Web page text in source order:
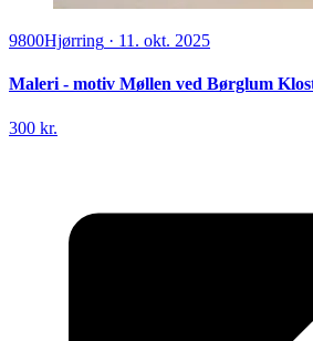
9800Hjørring · 11. okt. 2025
Maleri - motiv Møllen ved Børglum
300 kr.